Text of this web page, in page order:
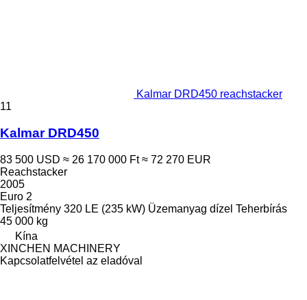
Kalmar DRD450 reachstacker
11
Kalmar DRD450
83 500 USD ≈ 26 170 000 Ft ≈ 72 270 EUR
Reachstacker
2005
Euro 2
Teljesítmény 320 LE (235 kW) Üzemanyag dízel Teherbírás
45 000 kg
Kína
XINCHEN MACHINERY
Kapcsolatfelvétel az eladóval